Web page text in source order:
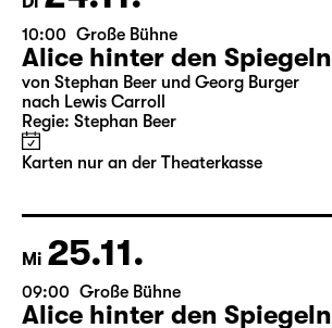
10:00 Große Bühne
Alice hinter den Spiegeln
von Stephan Beer und Georg Burger
nach Lewis Carroll
Regie: Stephan Beer
Karten nur an der Theaterkasse
Mi 25.11.
09:00 Große Bühne
Alice hinter den Spiegeln